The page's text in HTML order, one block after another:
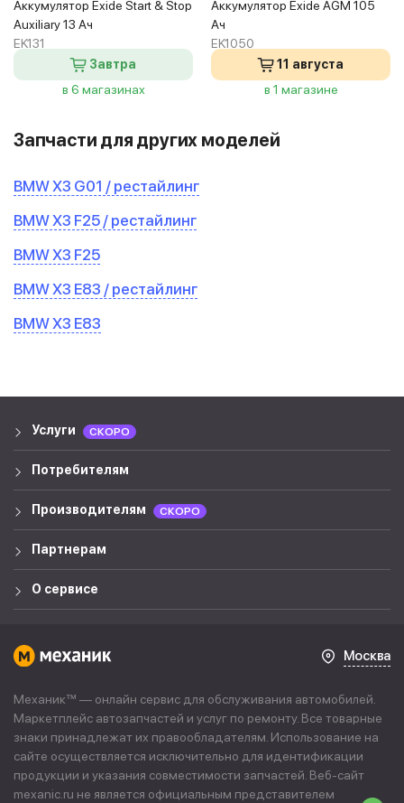
Аккумулятор Exide Start & Stop
Auxiliary 13 Ач
EK131
Завтра
в 6 магазинах
Аккумулятор Exide AGM 105
Ач
EK1050
11 августа
в 1 магазине
Запчасти для других моделей
BMW X3 G01 / рестайлинг
BMW X3 F25 / рестайлинг
BMW X3 F25
BMW X3 E83 / рестайлинг
BMW X3 E83
Услуги СКОРО
Потребителям
Производителям СКОРО
Партнерам
О сервисе
Москва
Механик™ — онлайн сервис для обслуживания автомобилей.
Маркетплейс автозапчастей и услуг по ремонту. Все товарные
знаки принадлежат их правообладателям. Использование на
сайте осуществляется исключительно для идентификации
продукции и указания совместимости запчастей. Веб-сайт
mexanic.ru не является официальным представителем